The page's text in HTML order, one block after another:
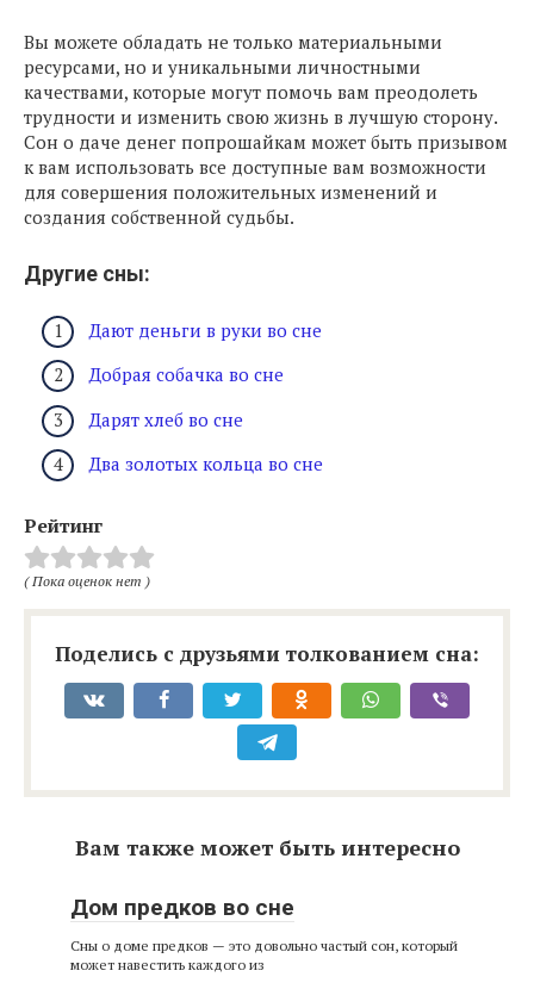
Вы можете обладать не только материальными
ресурсами, но и уникальными личностными
качествами, которые могут помочь вам преодолеть
трудности и изменить свою жизнь в лучшую сторону.
Сон о даче денег попрошайкам может быть призывом
к вам использовать все доступные вам возможности
для совершения положительных изменений и
создания собственной судьбы.
Другие сны:
Дают деньги в руки во сне
Добрая собачка во сне
Дарят хлеб во сне
Два золотых кольца во сне
Рейтинг
( Пока оценок нет )
Поделись с друзьями толкованием сна:
Вам также может быть интересно
Дом предков во сне
Сны о доме предков — это довольно частый сон, который
может навестить каждого из